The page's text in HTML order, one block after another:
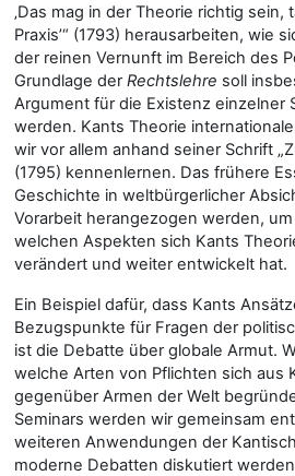
‚Das mag in der Theorie richtig
Praxis’“ (1793) herausarbeiten, wie
der reinen Vernunft im Bereich des
Grundlage derRechtslehre soll
Argument für die Existenz einzelner
werden. Kants Theorie
wir vor allem anhand seiner Schrift
(1795) kennenlernen. Das frühere
Geschichte in weltbürgerlicher
Vorarbeit herangezogen werden,
welchen Aspekten sich Kants
verändert und weiter entwickelt hat.
Ein Beispiel dafür, dass Kants
Bezugspunkte für Fragen der
ist die Debatte über globale Armut.
welche Arten von Pflichten sich aus
gegenüber Armen der Welt
Seminars werden wir gemeinsam
weiteren Anwendungen der
moderne Debatten diskutiert